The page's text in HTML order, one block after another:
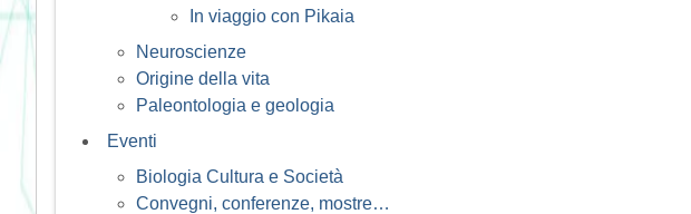
In viaggio con Pikaia
Neuroscienze
Origine della vita
Paleontologia e geologia
Eventi
Biologia Cultura e Società
Convegni, conferenze, mostre…